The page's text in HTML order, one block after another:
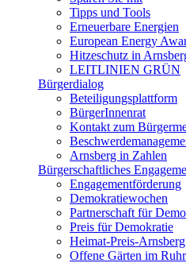
Tipps und Tools
Erneuerbare Energien
European Energy
Hitzeschutz in
LEITLINIEN GRÜN
Bürgerdialog
Beteiligungsplattform
BürgerInnenrat
Kontakt zum
Arnsberg in Zahlen
Bürgerschaftliches
Engagementförderung
Demokratiewochen
Partnerschaft für
Preis für Demokratie
Heimat-Preis-Arnsberg
Offene Gärten im